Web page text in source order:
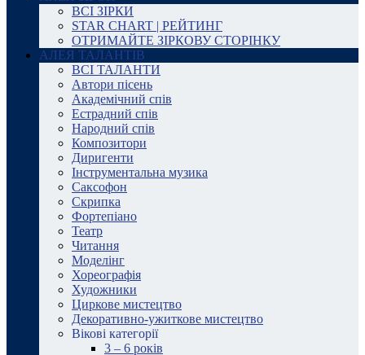
ВСІ ЗІРКИ
STAR CHART | РЕЙТИНГ
ОТРИМАЙТЕ ЗІРКОВУ СТОРІНКУ
АЛЕЯ ТАЛАНТІВ
ВСІ ТАЛАНТИ
Автори пісень
Академічний спів
Естрадний спів
Народний спів
Композитори
Диригенти
Інструментальна музика
Саксофон
Скрипка
Фортепіано
Театр
Читання
Моделінг
Хореографія
Художники
Циркове мистецтво
Декоративно-ужиткове мистецтво
Вікові категорії
3 – 6 років